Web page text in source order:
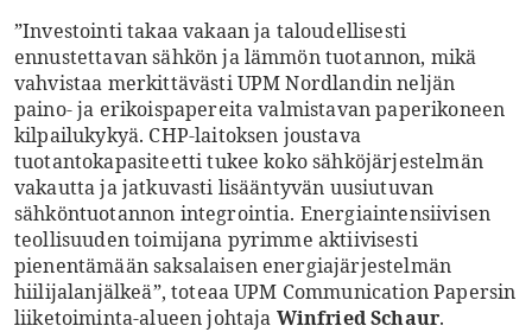
”Investointi takaa vakaan ja taloudellisesti
ennustettavan sähkön ja lämmön tuotannon, mikä
vahvistaa merkittävästi UPM Nordlandin neljän
paino- ja erikoispapereita valmistavan paperikoneen
kilpailukykyä. CHP-laitoksen joustava
tuotantokapasiteetti tukee koko sähköjärjestelmän
vakautta ja jatkuvasti lisääntyvän uusiutuvan
sähköntuotannon integrointia. Energiaintensiivisen
teollisuuden toimijana pyrimme aktiivisesti
pienentämään saksalaisen energiajärjestelmän
hiilijalanjälkeä”, toteaa UPM Communication Papersin
liiketoiminta-alueen johtaja Winfried Schaur.